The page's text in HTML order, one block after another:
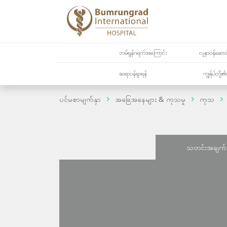
ဘမ်ရွန်ဂရက်အကြောင်း လူနာဝန်ဆော
ဆရာဝန်ရှာရန် ကျွန်ုပ်တို့၏
ပင်မစာမျက်နှာ အခြေအနေများ & ကုသမှု ကုသ
သတင်းအခ